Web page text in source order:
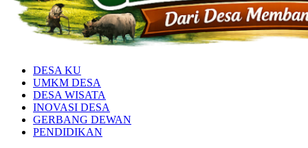
DESA KU
UMKM DESA
DESA WISATA
INOVASI DESA
GERBANG DEWAN
PENDIDIKAN